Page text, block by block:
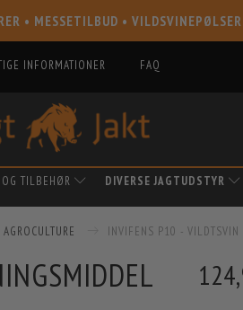
• MESSETILBUD •
INFORMATIONER FAQ
TILBEHØR DIVERSE JAGTUDSTYR
AGROCULTURE INVIFENS P10 -